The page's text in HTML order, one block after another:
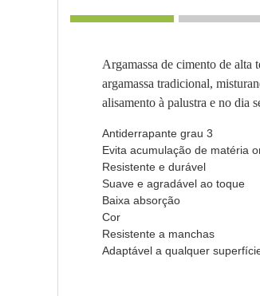
Argamassa de cimento de alta
argamassa tradicional,
alisamento à palustra e no dia
Antiderrapante grau 3
Evita acumulação de matéria
Resistente e durável
Suave e agradável ao toque
Baixa absorção
Cor
Resistente a manchas
Adaptável a qualquer